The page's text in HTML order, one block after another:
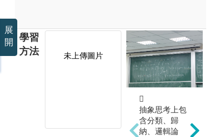
學習
方法
未上傳圖片 未上傳圖片

抽象思考上包
含分類、歸
納、邏輯論
展
開